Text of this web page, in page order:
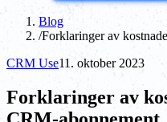
Blog
/Forklaringer av
CRM Use11. oktober 2023
Forklaringer av